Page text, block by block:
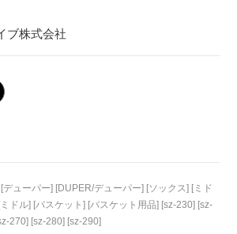
ブ株式会社
ューパー] [DUPER/デューパー] [ソックス] [ミド
ドル] [バスケット] [バスケット用品] [sz-230] [sz-
270] [sz-280] [sz-290]